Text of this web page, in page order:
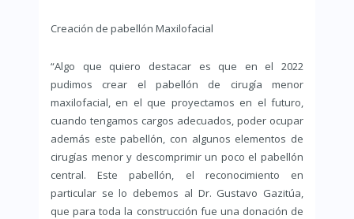
Creación de pabellón Maxilofacial
“Algo que quiero destacar es que en el 2022
pudimos crear el pabellón de cirugía menor
maxilofacial, en el que proyectamos en el futuro,
cuando tengamos cargos adecuados, poder ocupar
además este pabellón, con algunos elementos de
cirugías menor y descomprimir un poco el pabellón
central. Este pabellón, el reconocimiento en
particular se lo debemos al Dr. Gustavo Gazitúa,
que para toda la construcción fue una donación de